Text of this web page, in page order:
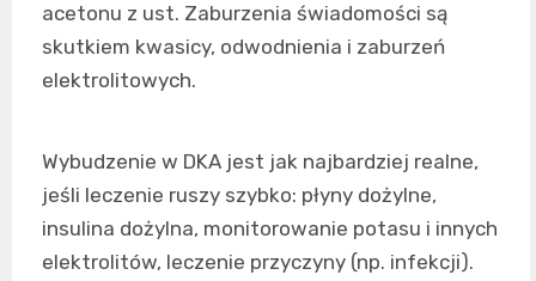
acetonu z ust. Zaburzenia świadomości są
skutkiem kwasicy, odwodnienia i zaburzeń
elektrolitowych.
Wybudzenie w DKA jest jak najbardziej realne,
jeśli leczenie ruszy szybko: płyny dożylne,
insulina dożylna, monitorowanie potasu i innych
elektrolitów, leczenie przyczyny (np. infekcji).